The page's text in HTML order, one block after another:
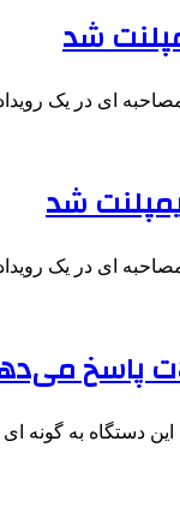
شد
ای در یک
شد
ای در یک
پاسخ
دستگاه به گونه